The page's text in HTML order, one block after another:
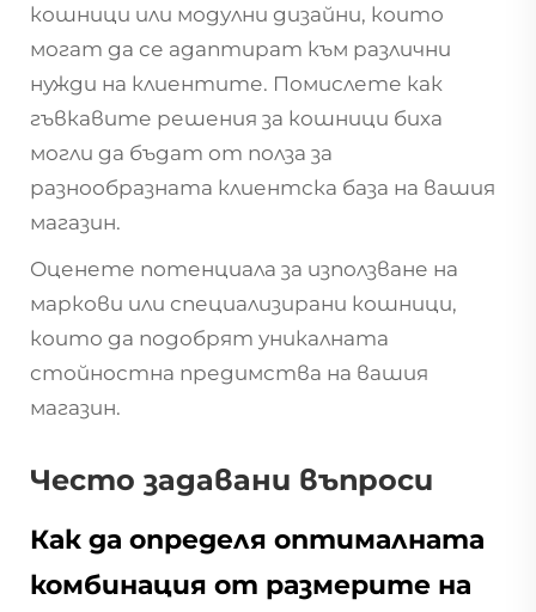
кошници или модулни дизайни, които
могат да се адаптират към различни
нужди на клиентите. Помислете как
гъвкавите решения за кошници биха
могли да бъдат от полза за
разнообразната клиентска база на вашия
магазин.
Оценете потенциала за използване на
маркови или специализирани кошници,
които да подобрят уникалната
стойностна предимства на вашия
магазин.
Често задавани въпроси
Как да определя оптималната
комбинация от размерите на